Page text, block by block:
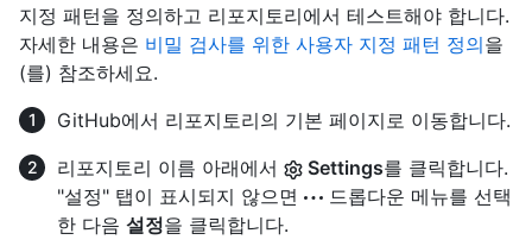
지정 패턴을 정의하고 리포지토리에서 테스트해야 합니다.
자세한 내용은 비밀 검사를 위한 사용자 지정 패턴 정의을
(를) 참조하세요.
GitHub에서 리포지토리의 기본 페이지로 이동합니다.
리포지토리 이름 아래에서
Settings를 클릭합니다.
"설정" 탭이 표시되지 않으면
드롭다운 메뉴를 선택
한 다음 설정을 클릭합니다.